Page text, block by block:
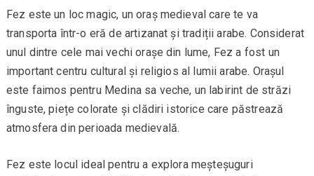
Fez este un loc magic, un oraș medieval care te va
transporta într-o eră de artizanat și tradiții arabe. Considerat
unul dintre cele mai vechi orașe din lume, Fez a fost un
important centru cultural și religios al lumii arabe. Orașul
este faimos pentru Medina sa veche, un labirint de străzi
înguste, piețe colorate și clădiri istorice care păstrează
atmosfera din perioada medievală.
Fez este locul ideal pentru a explora meșteșuguri